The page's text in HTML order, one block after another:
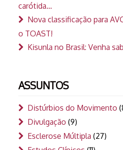
carótida…
Nova classificação para
o TOAST!
Kisunla no Brasil: Venha
ASSUNTOS
Distúrbios do Movimento
Divulgação (9)
Esclerose Múltipla (27)